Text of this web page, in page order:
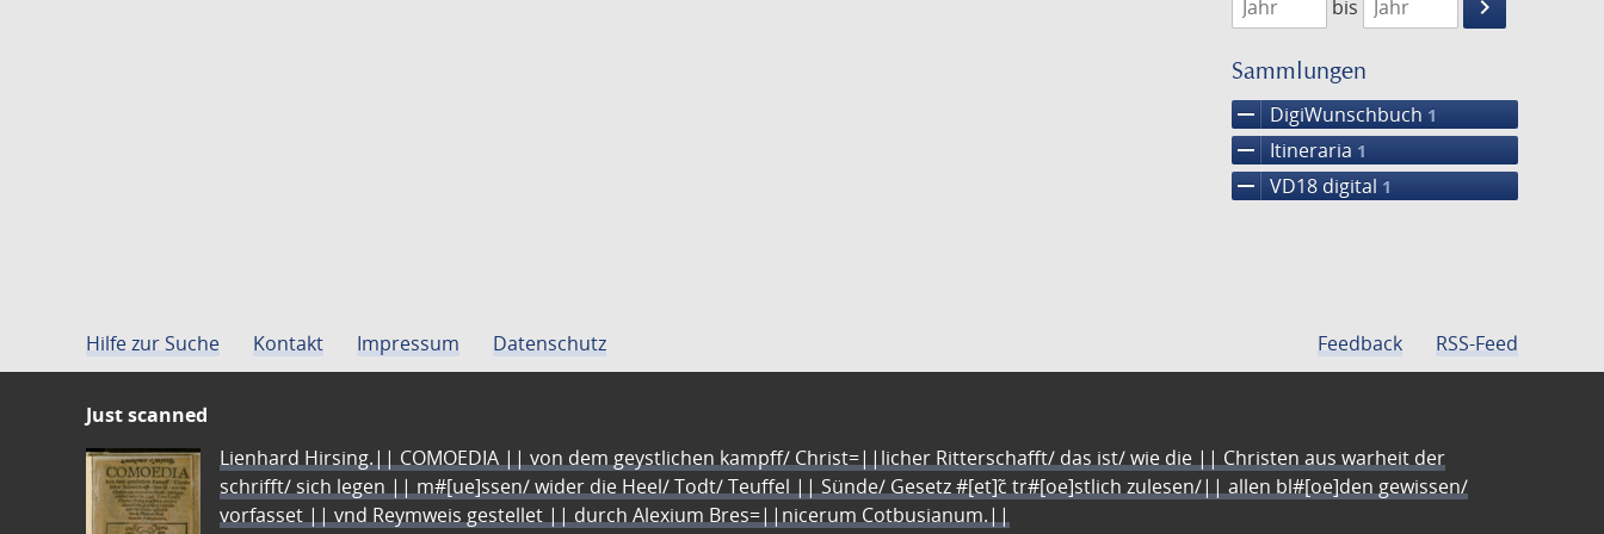
bis
keyboard_arrow_right
Suche
Sammlungen
remove DigiWunschbuch 1
remove Itineraria 1
remove VD18 digital 1
Hilfe zur Suche Kontakt Impressum Datenschutz Feedback RSS-Feed
Just scanned
Lienhard Hirsing.|| COMOEDIA || von dem geystlichen kampff/ Christ=||licher Ritterschafft/ das ist/ wie die || Christen aus warheit der
schrifft/ sich legen || m#[ue]ssen/ wider die Heel/ Todt/ Teuffel || Sünde/ Gesetz #[et]c̃ tr#[oe]stlich zulesen/|| allen bl#[oe]den gewissen/
vorfasset || vnd Reymweis gestellet || durch Alexium Bres=||nicerum Cotbusianum.||